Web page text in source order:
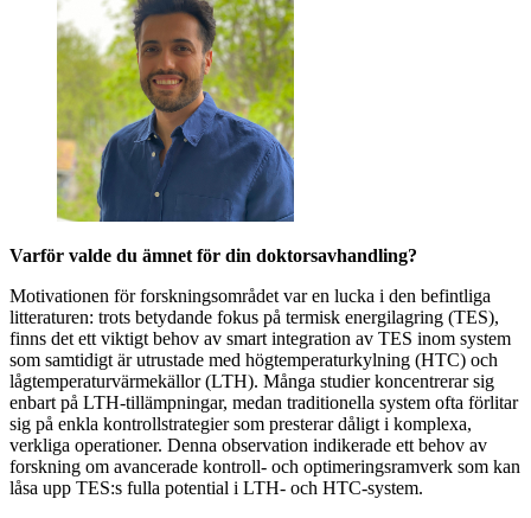
Varför valde du ämnet för din doktorsavhandling?
Motivationen för forskningsområdet var en lucka i den befintliga
litteraturen: trots betydande fokus på termisk energilagring (TES),
finns det ett viktigt behov av smart integration av TES inom system
som samtidigt är utrustade med högtemperaturkylning (HTC) och
lågtemperaturvärmekällor (LTH). Många studier koncentrerar sig
enbart på LTH-tillämpningar, medan traditionella system ofta förlitar
sig på enkla kontrollstrategier som presterar dåligt i komplexa,
verkliga operationer. Denna observation indikerade ett behov av
forskning om avancerade kontroll- och optimeringsramverk som kan
låsa upp TES:s fulla potential i LTH- och HTC-system.